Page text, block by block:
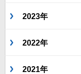
2023年
2022年
2021年